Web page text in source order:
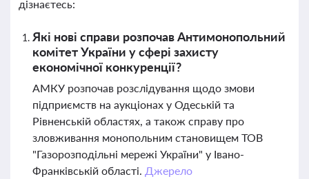
дізнаєтесь:
Які нові справи розпочав Антимонопольний
комітет України у сфері захисту
економічної конкуренції?
АМКУ розпочав розслідування щодо змови
підприємств на аукціонах у Одеській та
Рівненській областях, а також справу про
зловживання монопольним становищем ТОВ
"Газорозподільні мережі України" у Івано-
Франківській області. Джерело